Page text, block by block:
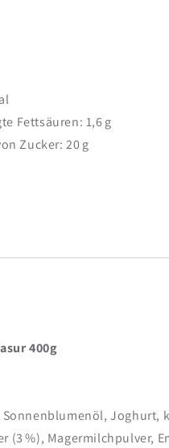
Fettsäuren: 1,6 g
Zucker: 20 g
400g
Joghurt,
(3 %), Magermilchpulver,